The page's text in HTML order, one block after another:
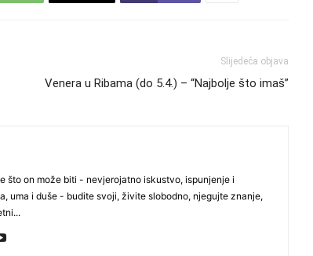
Slijedeća objava
Venera u Ribama (do 5.4.) – “Najbolje što imaš”
što on može biti - nevjerojatno iskustvo, ispunjenje i
uma i duše - budite svoji, živite slobodno, njegujte znanje,